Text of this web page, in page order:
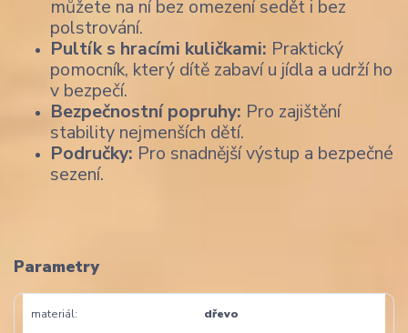
můžete na ní bez omezení sedět i bez
polstrování.
Pultík s hracími kuličkami: Praktický
pomocník, který dítě zabaví u jídla a udrží ho
v bezpečí.
Bezpečnostní popruhy: Pro zajištění
stability nejmenších dětí.
Područky: Pro snadnější výstup a bezpečné
sezení.
Parametry
materiál dřevo